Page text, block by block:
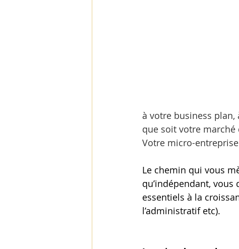
à votre business
que soit votre
Votre micro-
Le chemin qui vous
qu’indépendant,
essentiels à la
l’administratif etc).